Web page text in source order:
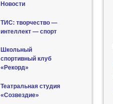
Новости
ТИС: творчество —
интеллект — спорт
Школьный
спортивный клуб
«Рекорд»
Театральная студия
«Созвездие»